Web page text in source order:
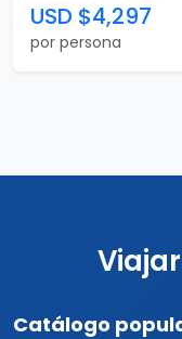
USD $4,297
por persona
Catálogo